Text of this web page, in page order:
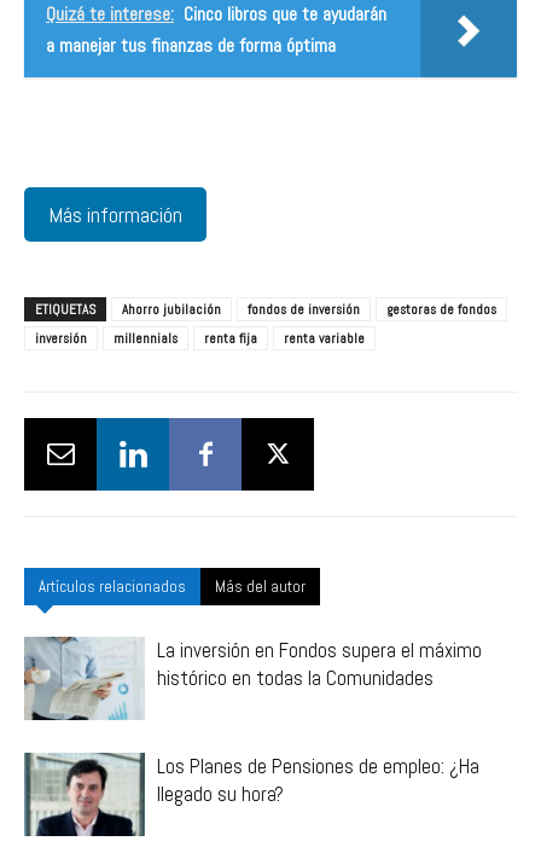
Quizá te interese: Cinco libros que te ayudarán
a manejar tus finanzas de forma óptima
Más información
ETIQUETAS Ahorro jubilación fondos de inversión
gestoras de fondos
inversión
millennials renta fija renta variable
Artículos relacionados Más del autor
La inversión en Fondos supera el máximo
histórico en todas la Comunidades
Los Planes de Pensiones de empleo: ¿Ha
llegado su hora?